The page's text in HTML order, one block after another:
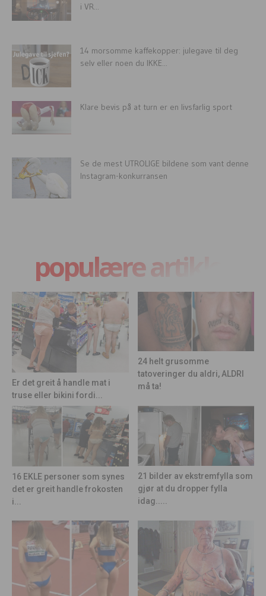
i VR...
14 morsomme kaffekopper: julegave til deg
selv eller noen du IKKE...
Klare bevis på at turn er en livsfarlig sport
Se de mest UTROLIGE bildene som vant denne
Instagram-konkurransen
populære artikler
Er det greit å handle mat i
truse eller bikini fordi...
24 helt grusomme
tatoveringer du aldri, ALDRI
må ta!
16 EKLE personer som synes
det er greit handle frokosten
i...
21 bilder av ekstremfylla som
gjør at du dropper fylla
idag.....